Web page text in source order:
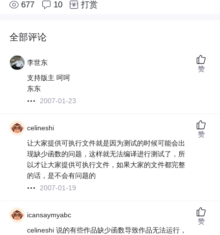
677 10 打赏
全部评论
李世东
支持版主 呵呵
东东
2007-01-23
赞
celineshi
让大家提供可执行文件就是因为测试的时候可能会出
现缺少函数的问题，这样就无法编译进行测试了，所
以才让大家提供可执行文件，如果大家的文件都完整
的话，是不会有问题的
2007-01-19
赞
icansaymyabc
celineshi 说的有些作品缺少函数导致作品无法运行，
赞